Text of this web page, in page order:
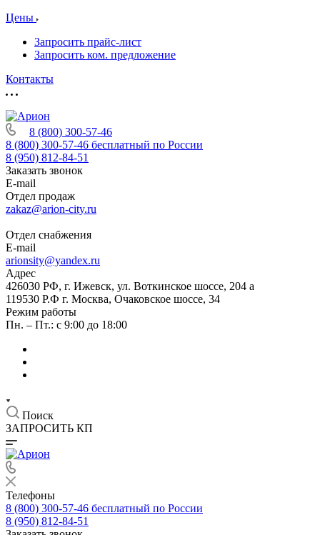
Цены
Запросить прайс-лист
Запросить ком. предложение
Контакты
8 (800) 300-57-46
8 (800) 300-57-46 бесплатный по России
8 (950) 812-84-51
Заказать звонок
E-mail
Отдел продаж
zakaz@arion-city.ru
Отдел снабжения
E-mail
arionsity@yandex.ru
Адрес
426030 РФ, г. Ижевск, ул. Воткинское шоссе, 204 а
119530 Р.Ф г. Москва, Очаковское шоссе, 34
Режим работы
Пн. – Пт.: с 9:00 до 18:00
Поиск
ЗАПРОСИТЬ КП
Телефоны
8 (800) 300-57-46 бесплатный по России
8 (950) 812-84-51